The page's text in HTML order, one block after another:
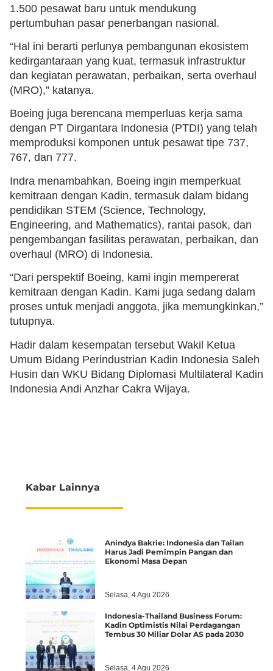
1.500 pesawat baru untuk mendukung
pertumbuhan pasar penerbangan nasional.
“Hal ini berarti perlunya pembangunan ekosistem
kedirgantaraan yang kuat, termasuk infrastruktur
dan kegiatan perawatan, perbaikan, serta overhaul
(MRO),” katanya.
Boeing juga berencana memperluas kerja sama
dengan PT Dirgantara Indonesia (PTDI) yang telah
memproduksi komponen untuk pesawat tipe 737,
767, dan 777.
Indra menambahkan, Boeing ingin memperkuat
kemitraan dengan Kadin, termasuk dalam bidang
pendidikan STEM (Science, Technology,
Engineering, and Mathematics), rantai pasok, dan
pengembangan fasilitas perawatan, perbaikan, dan
overhaul (MRO) di Indonesia.
“Dari perspektif Boeing, kami ingin mempererat
kemitraan dengan Kadin. Kami juga sedang dalam
proses untuk menjadi anggota, jika memungkinkan,”
tutupnya.
Hadir dalam kesempatan tersebut Wakil Ketua
Umum Bidang Perindustrian Kadin Indonesia Saleh
Husin dan WKU Bidang Diplomasi Multilateral Kadin
Indonesia Andi Anzhar Cakra Wijaya.
Kabar Lainnya
Anindya Bakrie: Indonesia dan Tailan
Harus Jadi Pemimpin Pangan dan
Ekonomi Masa Depan
Selasa, 4 Agu 2026
Indonesia-Thailand Business Forum:
Kadin Optimistis Nilai Perdagangan
Tembus 30 Miliar Dolar AS pada 2030
Selasa, 4 Agu 2026